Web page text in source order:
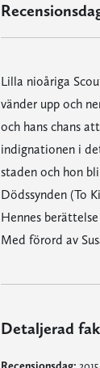
Lilla nioåriga
vänder upp och
och hans chans
indignationen i
staden och hon
Dödssynden (To
Hennes
Med förord av
Detaljerad